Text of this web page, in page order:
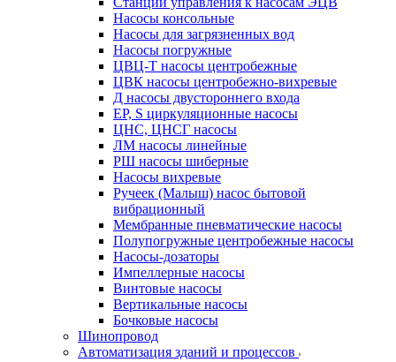
Насосы консольные
Насосы для загрязненных вод
Насосы погружные
ЦВЦ-Т насосы центробежные
ЦВК насосы центробежно-вихревые
Д насосы двустороннего входа
EP, S циркуляционные насосы
ЦНС, ЦНСГ насосы
ЛМ насосы линейные
РШ насосы шиберные
Насосы вихревые
Ручеек (Малыш) насос бытовой
вибрационный
Мембранные пневматические насосы
Полупогружные центробежные насосы
Насосы-дозаторы
Импеллерные насосы
Винтовые насосы
Вертикальные насосы
Бочковые насосы
Шинопровод
Автоматизация зданий и процессов